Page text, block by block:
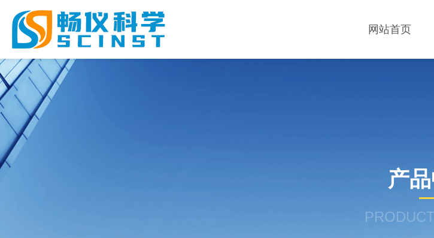
网站首页
产